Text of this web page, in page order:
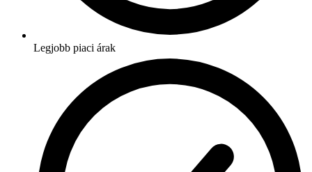
Legjobb piaci árak